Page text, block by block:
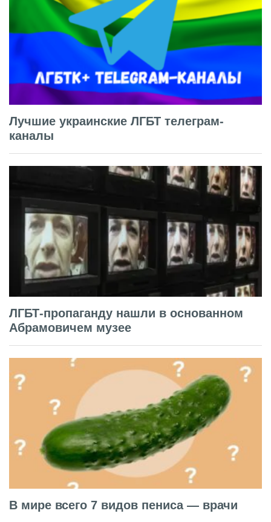
Лучшие украинские ЛГБТ телеграм-
каналы
ЛГБТ-пропаганду нашли в основанном
Абрамовичем музее
В мире всего 7 видов пениса — врачи